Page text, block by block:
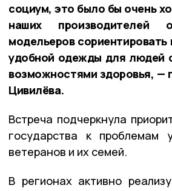
социум, это было бы очень
наших производителей
модельеров сориентировать
удобной одежды для людей
возможностями здоровья, —
Цивилёва.
Встреча подчеркнула
государства к проблемам
ветеранов и их семей.
В регионах активно